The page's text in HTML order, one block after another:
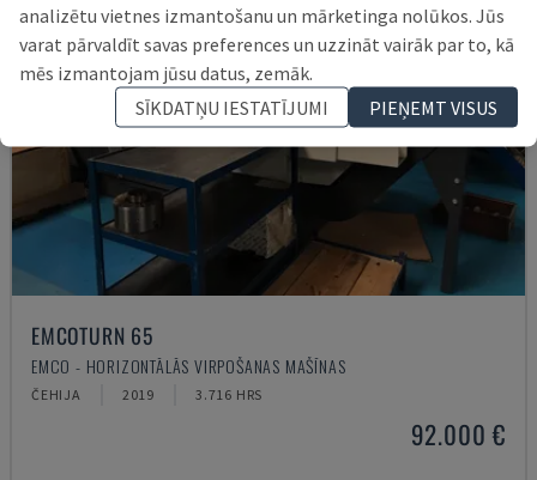
EMCOTURN 65
EMCO - HORIZONTĀLĀS VIRPOŠANAS MAŠĪNAS
ČEHIJA 2019 3.716 HRS
92.000 €
analizētu vietnes izmantošanu un mārketinga nolūkos. Jūs
varat pārvaldīt savas preferences un uzzināt vairāk par to, kā
mēs izmantojam jūsu datus, zemāk.
SĪKDATŅU IESTATĪJUMI
PIEŅEMT VISUS